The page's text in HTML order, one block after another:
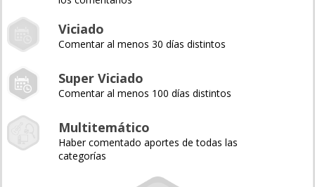
Viciado
Comentar al menos 30 días distintos
Super Viciado
Comentar al menos 100 días distintos
Multitemático
Haber comentado aportes de todas las
categorías